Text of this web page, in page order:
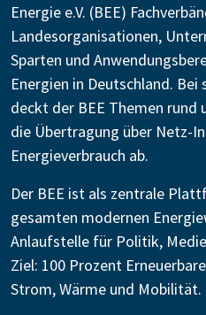
Energie e.V. (BEE)
Landesorganisationen,
Sparten und
Energien in Deutschland.
deckt der BEE Themen rund
die Übertragung über Netz-
Energieverbrauch ab.
Der BEE ist als zentrale
gesamten modernen
Anlaufstelle für Politik,
Ziel: 100 Prozent
Strom, Wärme und Mobilität.